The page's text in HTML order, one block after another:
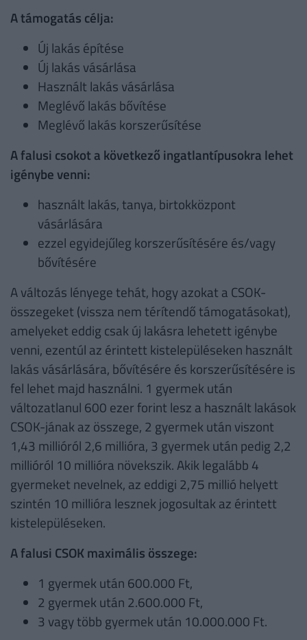
A támogatás célja:
Új lakás építése
Új lakás vásárlása
Használt lakás vásárlása
Meglévő lakás bővítése
Meglévő lakás korszerűsítése
A falusi csokot a következő ingatlantípusokra lehet
igénybe venni:
használt lakás, tanya, birtokközpont
vásárlására
ezzel egyidejűleg korszerűsítésére és/vagy
bővítésére
A változás lényege tehát, hogy azokat a CSOK-
összegeket (vissza nem térítendő támogatásokat),
amelyeket eddig csak új lakásra lehetett igénybe
venni, ezentúl az érintett kistelepüléseken használt
lakás vásárlására, bővítésére és korszerűsítésére is
fel lehet majd használni. 1 gyermek után
változatlanul 600 ezer forint lesz a használt lakások
CSOK-jának az összege, 2 gyermek után viszont
1,43 millióról 2,6 millióra, 3 gyermek után pedig 2,2
millióról 10 millióra növekszik. Akik legalább 4
gyermeket nevelnek, az eddigi 2,75 millió helyett
szintén 10 millióra lesznek jogosultak az érintett
kistelepüléseken.
A falusi CSOK maximális összege:
1 gyermek után 600.000 Ft,
2 gyermek után 2.600.000 Ft,
3 vagy több gyermek után 10.000.000 Ft.